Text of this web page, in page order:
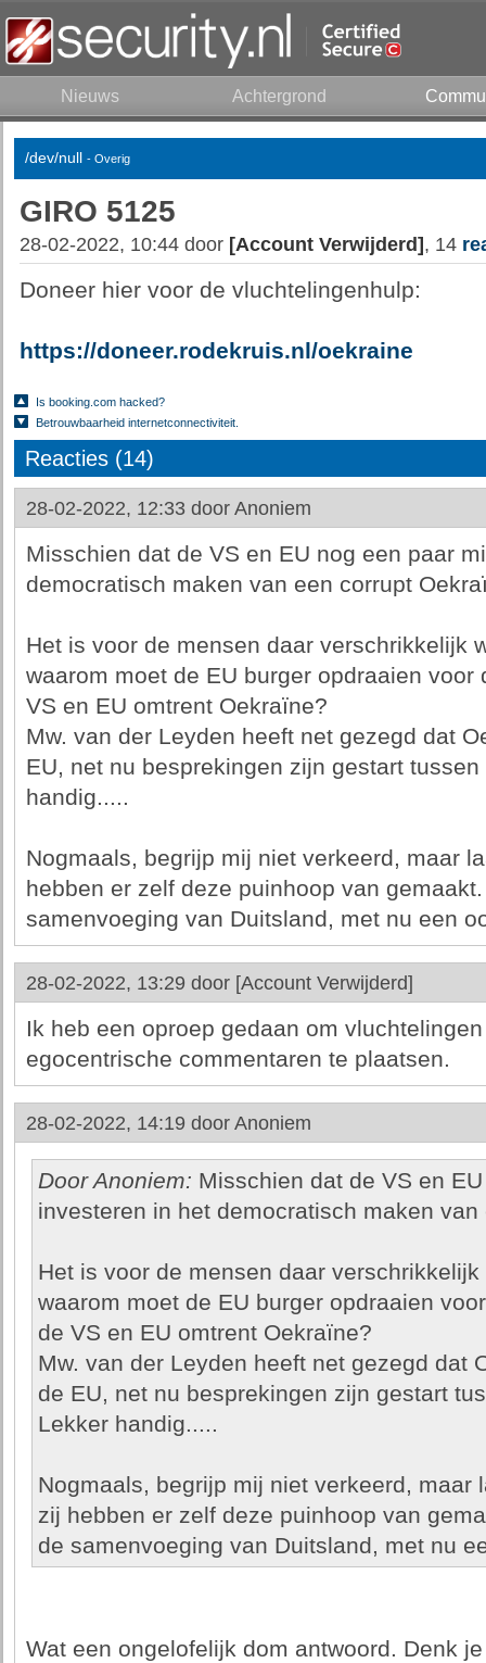
Nieuws Achtergrond
/dev/null - Overig
GIRO 5125
28-02-2022, 10:44 door [Account Verwijderd] , 14
Doneer hier voor de vluchtelingenhulp:
https://doneer.rodekruis.nl/oekraine
Is booking.com hacked?
Betrouwbaarheid internetconnectiviteit.
Reacties (14)
28-02-2022, 12:33 door Anoniem
Misschien dat de VS en EU nog een paar
democratisch maken van een corrupt
Het is voor de mensen daar verschrikkelijk
waarom moet de EU burger opdraaien
VS en EU omtrent Oekraïne?
Mw. van der Leyden heeft net gezegd dat
EU, net nu besprekingen zijn gestart
handig.....
Nogmaals, begrijp mij niet verkeerd, maar
hebben er zelf deze puinhoop van
samenvoeging van Duitsland, met nu een
28-02-2022, 13:29 door [Account Verwijderd]
Ik heb een oproep gedaan om
egocentrische commentaren te plaatsen.
28-02-2022, 14:19 door Anoniem
Door Anoniem: Misschien dat de VS en
investeren in het democratisch maken
Het is voor de mensen daar
waarom moet de EU burger opdraaien
de VS en EU omtrent Oekraïne?
Mw. van der Leyden heeft net gezegd dat
de EU, net nu besprekingen zijn gestart
Lekker handig.....
Nogmaals, begrijp mij niet verkeerd, maar
zij hebben er zelf deze puinhoop van
de samenvoeging van Duitsland, met nu
Wat een ongelofelijk dom antwoord. Denk